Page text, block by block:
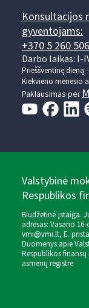
Konsultacijos
gyventojams:
+370 5 260
Darbo laikas: I-
Prieššventinę dieną
Kiekvieno mėnesio
Paklausimas per
Valstybinė
Respublikos
Biudžetinė įstaiga.
adresas: Vasario
vmi@vmi.lt, E.
Duomenys apie
Respublikos
asmenų registre